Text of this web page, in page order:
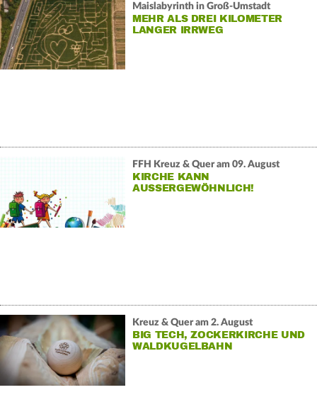
Maislabyrinth in Groß-Umstadt
MEHR ALS DREI KILOMETER
LANGER IRRWEG
FFH Kreuz & Quer am 09. August
KIRCHE KANN
AUSSERGEWÖHNLICH!
Kreuz & Quer am 2. August
BIG TECH, ZOCKERKIRCHE UND
WALDKUGELBAHN